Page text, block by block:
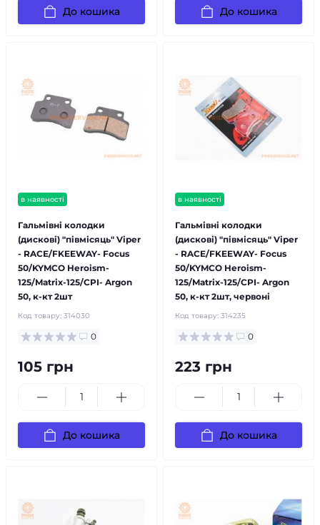
До кошика До кошика
в наявності
Гальмівні колодки
(дискові) "півмісяць" Viper
- RACE/FKEEWAY- Focus
50/KYMCO Heroism-
125/Matrix-125/CPI- Argon
50, к-кт 2шт
Код товару: 314030
0
105 грн
До кошика
в наявності
Гальмівні колодки
(дискові) "півмісяць" Viper
- RACE/FKEEWAY- Focus
50/KYMCO Heroism-
125/Matrix-125/CPI- Argon
50, к-кт 2шт, червоні
Код товару: 314235
0
223 грн
До кошика